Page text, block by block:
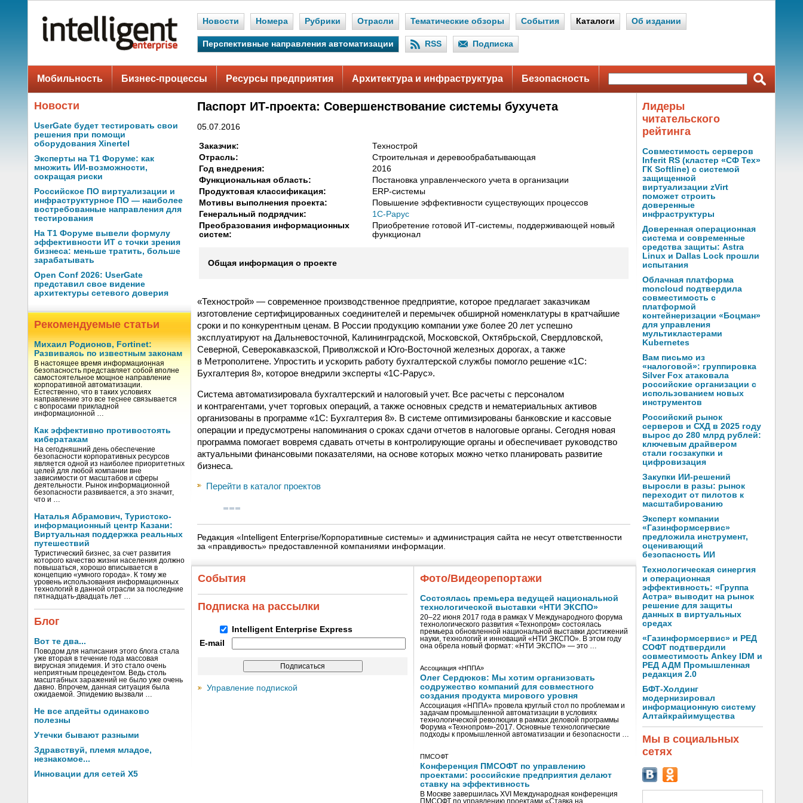
Новости Номера Рубрики Отрасли Тематические обзоры События Каталоги Об издании
Перспективные направления автоматизации RSS Подписка
Мобильность Бизнес-процессы Ресурсы предприятия Архитектура и инфраструктура Безопасность
Новости
UserGate будет тестировать свои
решения при помощи
оборудования Xinertel
Эксперты на Т1 Форуме: как
множить ИИ-возможности,
сокращая риски
Российское ПО виртуализации и
инфраструктурное ПО — наиболее
востребованные направления для
тестирования
На Т1 Форуме вывели формулу
эффективности ИТ с точки зрения
бизнеса: меньше тратить, больше
зарабатывать
Open Conf 2026: UserGate
представил свое видение
архитектуры сетевого доверия
Рекомендуемые статьи
Михаил Родионов, Fortinet:
Развиваясь по известным законам
В настоящее время информационная
безопасность представляет собой вполне
самостоятельное мощное направление
корпоративной автоматизации.
Естественно, что в таких условиях
направление это все теснее связывается
с вопросами прикладной
информационной …
Как эффективно противостоять
кибератакам
На сегодняшний день обеспечение
безопасности корпоративных ресурсов
является одной из наиболее приоритетных
целей для любой компании вне
зависимости от масштабов и сферы
деятельности. Рынок информационной
безопасности развивается, а это значит,
что и …
Наталья Абрамович, Туристско-
информационный центр Казани:
Виртуальная поддержка реальных
путешествий
Туристический бизнес, за счет развития
которого качество жизни населения должно
повышаться, хорошо вписывается в
концепцию «умного города». К тому же
уровень использования информационных
технологий в данной отрасли за последние
пятнадцать-двадцать лет …
Блог
Вот те два...
Поводом для написания этого блога стала
уже вторая в течение года массовая
вирусная эпидемия. И это стало очень
неприятным прецедентом. Ведь столь
масштабных заражений не было уже очень
давно. Впрочем, данная ситуация была
ожидаемой. Эпидемию вызвали …
Не все апдейты одинаково
полезны
Утечки бывают разными
Здравствуй, племя младое,
незнакомое...
Инновации для сетей X5
Паспорт ИТ-проекта: Совершенствование системы бухучета
05.07.2016
Заказчик:
Технострой
Отрасль:
Строительная и деревообрабатывающая
Год внедрения:
2016
Функциональная область:
Постановка управленческого учета в организации
Продуктовая классификация:
ERP-системы
Мотивы выполнения проекта:
Повышение эффективности существующих процессов
Генеральный подрядчик:
1С-Рарус
Преобразования информационных
систем:
Приобретение готовой ИТ-системы, поддерживающей новый
функционал
Общая информация о проекте
«Технострой» — современное производственное предприятие, которое предлагает заказчикам
изготовление сертифицированных соединителей и перемычек обширной номенклатуры в кратчайшие
сроки и по конкурентным ценам. В России продукцию компании уже более 20 лет успешно
эксплуатируют на Дальневосточной, Калининградской, Московской, Октябрьской, Свердловской,
Северной, Северокавказской, Приволжской и Юго-Восточной железных дорогах, а также
в Метрополитене. Упростить и ускорить работу бухгалтерской службы помогло решение «1С:
Бухгалтерия 8», которое внедрили эксперты «1С-Рарус».
Система автоматизировала бухгалтерский и налоговый учет. Все расчеты с персоналом
и контрагентами, учет торговых операций, а также основных средств и нематериальных активов
организованы в программе «1С: Бухгалтерия 8». В системе оптимизированы банковские и кассовые
операции и предусмотрены напоминания о сроках сдачи отчетов в налоговые органы. Сегодня новая
программа помогает вовремя сдавать отчеты в контролирующие органы и обеспечивает руководство
актуальными финансовыми показателями, на основе которых можно четко планировать развитие
бизнеса.
Перейти в каталог проектов
Редакция «Intelligent Enterprise/Корпоративные системы» и администрация сайта не несут ответственности
за «правдивость» предоставленной компаниями информации.
События
Подписка на рассылки
Intelligent Enterprise Express
E-mail
Управление подпиской
Фото/Видеорепортажи
Состоялась премьера ведущей национальной
технологической выставки «НТИ ЭКСПО»
20–22 июня 2017 года в рамках V Международного форума
технологического развития «Технопром» состоялась
премьера обновленной национальной выставки достижений
науки, технологий и инноваций «НТИ ЭКСПО». В этом году
она обрела новый формат: «НТИ ЭКСПО» — это …
Ассоциация «НППА»
Олег Сердюков: Мы хотим организовать
содружество компаний для совместного
создания продукта мирового уровня
Ассоциация «НППА» провела круглый стол по проблемам и
задачам промышленной автоматизации в условиях
технологической революции в рамках деловой программы
Форума «Технопром»-2017. Основные технологические
подходы к промышленной автоматизации и безопасности …
ПМСОФТ
Конференция ПМСОФТ по управлению
проектами: российские предприятия делают
ставку на эффективность
В Москве завершилась XVI Международная конференция
ПМСОФТ по управлению проектами «Ставка на
Лидеры
читательского
рейтинга
Совместимость серверов
Inferit RS (кластер «СФ Тех»
ГК Softline) с системой
защищенной
виртуализации zVirt
поможет строить
доверенные
инфраструктуры
Доверенная операционная
система и современные
средства защиты: Astra
Linux и Dallas Lock прошли
испытания
Облачная платформа
moncloud подтвердила
совместимость с
платформой
контейнеризации «Боцман»
для управления
мультикластерами
Kubernetes
Вам письмо из
«налоговой»: группировка
Silver Fox атаковала
российские организации с
использованием новых
инструментов
Российский рынок
серверов и СХД в 2025 году
вырос до 280 млрд рублей:
ключевым драйвером
стали госзакупки и
цифровизация
Закупки ИИ-решений
выросли в разы: рынок
переходит от пилотов к
масштабированию
Эксперт компании
«Газинформсервис»
предложила инструмент,
оценивающий
безопасность ИИ
Технологическая синергия
и операционная
эффективность: «Группа
Астра» выводит на рынок
решение для защиты
данных в виртуальных
средах
«Газинформсервис» и РЕД
СОФТ подтвердили
совместимость Ankey IDM и
РЕД АДМ Промышленная
редакция 2.0
БФТ-Холдинг
модернизировал
информационную систему
Алтайкрайимущества
Мы в социальных
сетях